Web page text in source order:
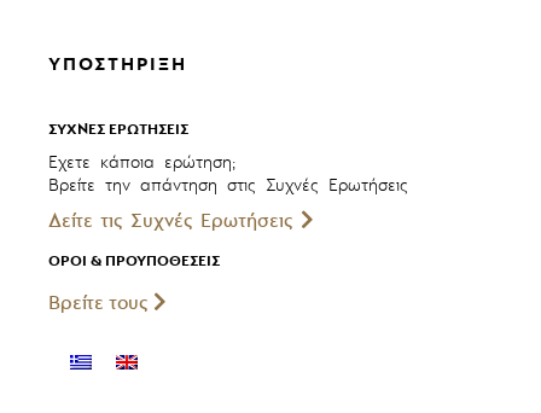
ΥΠΟΣΤΗΡΙΞΗ
ΣΥΧΝΕΣ ΕΡΩΤΗΣΕΙΣ
Έχετε κάποια ερώτηση;
Βρείτε την απάντηση στις Συχνές Ερωτήσεις
Δείτε τις Συχνές Ερωτήσεις
ΟΡΟΙ & ΠΡΟΥΠΟΘΕΣΕΙΣ
Βρείτε τους